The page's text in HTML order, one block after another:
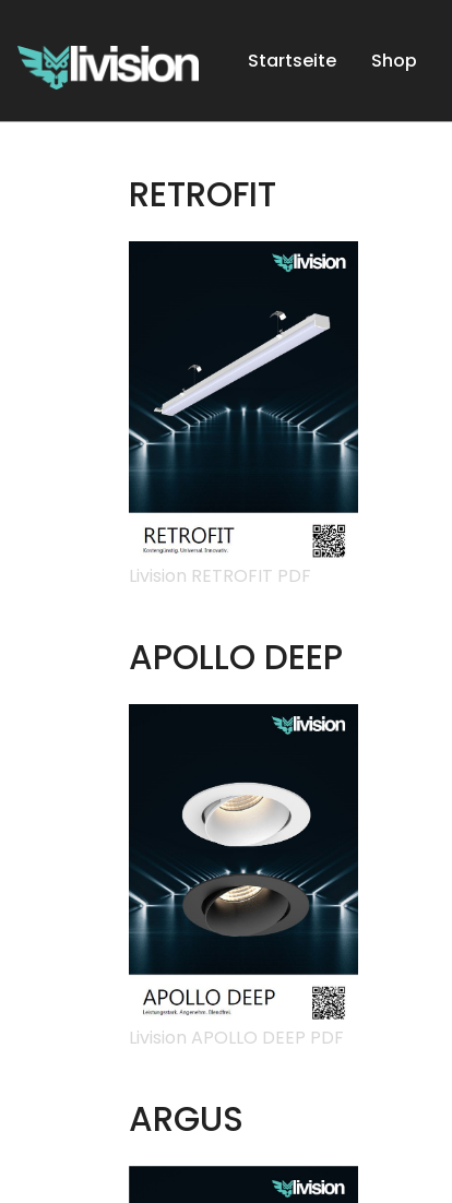
Startseite Shop
RETROFIT
Livision RETROFIT PDF
APOLLO DEEP
Livision APOLLO DEEP PDF
ARGUS